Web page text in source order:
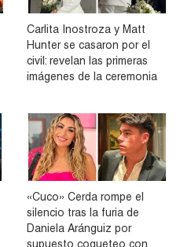
Carlita Inostroza y Matt
Hunter se casaron por el
civil: revelan las primeras
imágenes de la ceremonia
«Cuco» Cerda rompe el
silencio tras la furia de
Daniela Aránguiz por
supuesto coqueteo con